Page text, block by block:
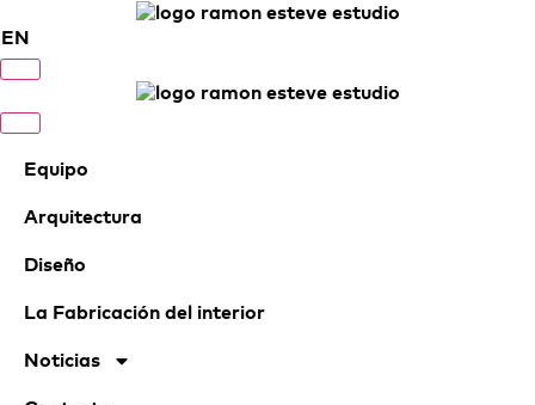
EN
Equipo
Arquitectura
Diseño
La Fabricación del interior
Noticias